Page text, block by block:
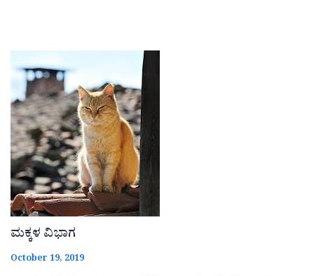
ಮಕ್ಕಳ ವಿಭಾಗ
October 19, 2019